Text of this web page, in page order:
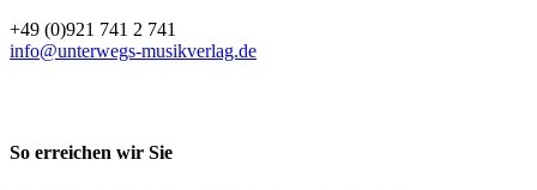
+49 (0)921 741 2 741
info@unterwegs-musikverlag.de
So erreichen wir Sie